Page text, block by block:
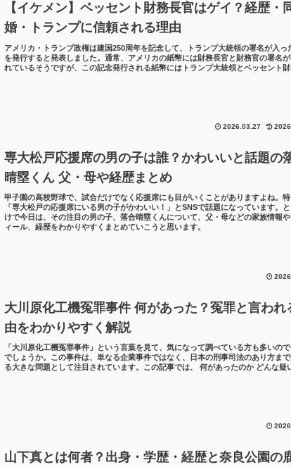
【イケメン】ベッセント財務長官はゲイ？経歴・
婚・トランプに信頼される理由
アメリカ・トランプ政権は建国250周年を記念して、トランプ大統領の署名が入っ
を発行すると発表しました。通常、アメリカの紙幣には財務長官と財務官の署名が
れているそうですが、この記念発行される紙幣にはトランプ大統領とベッセント
2026.03.27
専大松戸応援席の男の子は誰？かわいいと話題の
晴塁くん 父・母や経歴まとめ
甲子園の高校野球で、試合だけでなく応援席にも目がいくことがありますよね。
「専大松戸の応援席にいる男の子がかわいい！」とSNSで話題になっています。
けで今日は、その注目の男の子、落合晴塁くんについて、父・母などの家族情報
ィール、経歴をわかりやすくまとめていこうと思います。
大川原化工機冤罪事件 何があった？冤罪と言われ
由をわかりやすく解説
「大川原化工機冤罪事件」という言葉を見て、気になって調べている方も多いの
でしょうか。この事件は、単なる企業事件ではなく、日本の刑事司法のあり方ま
る大きな問題として注目されています。この記事では、 何があったのか どんな疑
山下真とは何者？出身・学歴・経歴と奈良公園の